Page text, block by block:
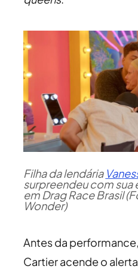
Filha da lendária
surpreendeu com
em Drag Race Brasil
Wonder)
Antes da
Cartier acende o